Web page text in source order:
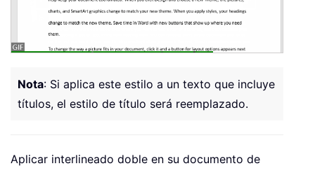
Nota: Si aplica este estilo a un texto que incluye
títulos, el estilo de título será reemplazado.
Aplicar interlineado doble en su documento de